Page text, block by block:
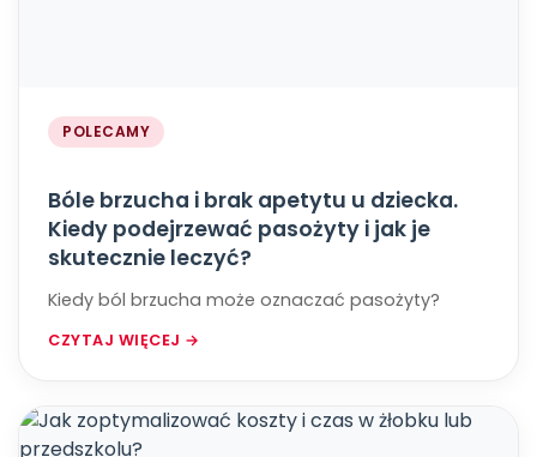
POLECAMY
Bóle brzucha i brak apetytu u dziecka.
Kiedy podejrzewać pasożyty i jak je
skutecznie leczyć?
Kiedy ból brzucha może oznaczać pasożyty?
CZYTAJ WIĘCEJ →